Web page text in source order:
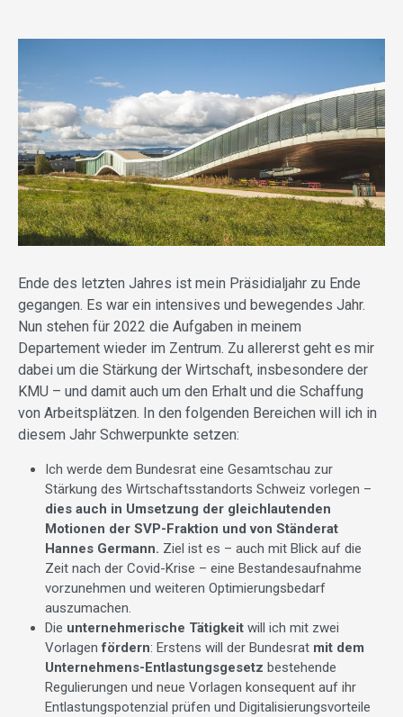
Ende des letzten Jahres ist mein Präsidialjahr zu Ende
gegangen. Es war ein intensives und bewegendes Jahr.
Nun stehen für 2022 die Aufgaben in meinem
Departement wieder im Zentrum. Zu allererst geht es mir
dabei um die Stärkung der Wirtschaft, insbesondere der
KMU – und damit auch um den Erhalt und die Schaffung
von Arbeitsplätzen. In den folgenden Bereichen will ich in
diesem Jahr Schwerpunkte setzen:
Ich werde dem Bundesrat eine Gesamtschau zur
Stärkung des Wirtschaftsstandorts Schweiz vorlegen –
dies auch in Umsetzung der gleichlautenden
Motionen der SVP-Fraktion und von Ständerat
Hannes Germann. Ziel ist es – auch mit Blick auf die
Zeit nach der Covid-Krise – eine Bestandesaufnahme
vorzunehmen und weiteren Optimierungsbedarf
auszumachen.
Die unternehmerische Tätigkeit will ich mit zwei
Vorlagenfördern: Erstens will der Bundesrat mit dem
Unternehmens-Entlastungsgesetz bestehende
Regulierungen und neue Vorlagen konsequent auf ihr
Entlastungspotenzial prüfen und Digitalisierungsvorteile